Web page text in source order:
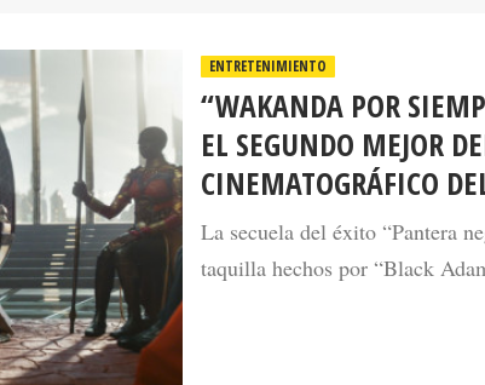
“WAKANDA POR
EL SEGUNDO MEJOR
CINEMATOGRÁFICO
La secuela del éxito “Pantera
taquilla hechos por “Black